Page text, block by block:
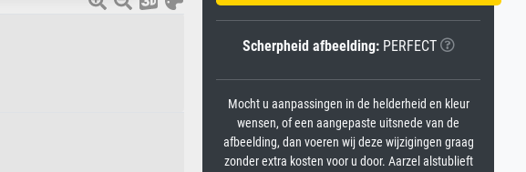
Scherpheid afbeelding:PERFECT
Mocht u aanpassingen in de helderheid en kleur
wensen, of een aangepaste uitsnede van de
afbeelding, dan voeren wij deze wijzigingen graag
zonder extra kosten voor u door. Aarzel alstublieft